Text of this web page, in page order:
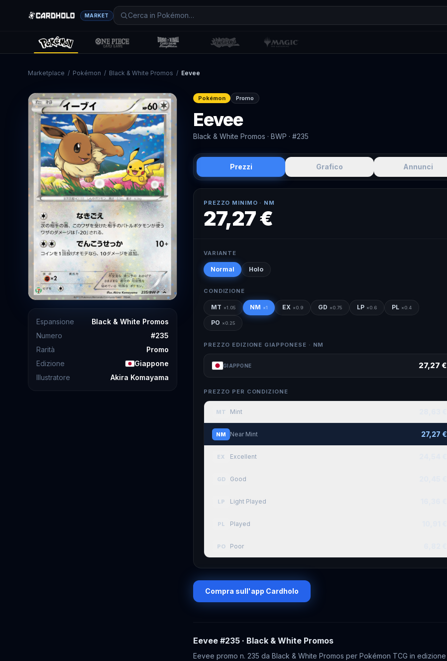
MARKET
Marketplace / Pokémon / Black & White Promos / Eevee
Espansione
Black & White Promos
Numero
#235
Rarità
Promo
Edizione
Giappone
Illustratore
Akira Komayama
Pokémon Promo
Eevee
Black & White Promos · BWP · #235
Prezzi Grafico Annunci
PREZZO MINIMO · NM
27,27 €
VARIANTE
Normal Holo
CONDIZIONE
MT ×1.05 NM ×1 EX ×0.9 GD ×0.75 LP ×0.6 PL ×0.4
PO ×0.25
PREZZO EDIZIONE GIAPPONESE · NM
GIAPPONE 27,27 €
PREZZO PER CONDIZIONE
MT Mint
NM Near Mint 27,27 €
EX Excellent
GD Good
LP Light Played
PL Played
PO Poor
Compra sull'app Cardholo
Eevee #235 · Black & White Promos
Eevee promo n. 235 da Black & White Promos per Pokémon TCG in edizione